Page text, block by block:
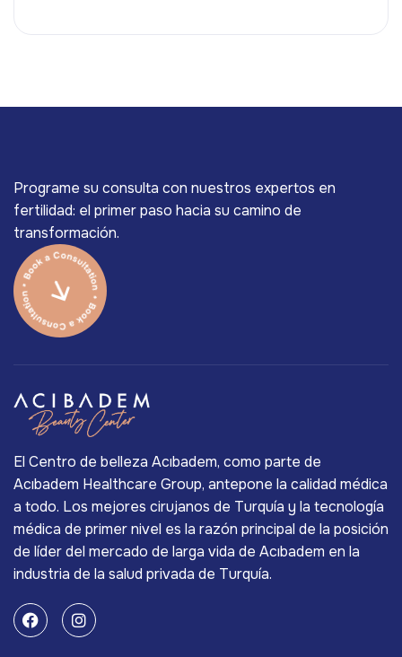
Programe su consulta con nuestros expertos en
fertilidad: el primer paso hacia su camino de
transformación.
El Centro de belleza Acıbadem, como parte de
Acıbadem Healthcare Group, antepone la calidad médica
a todo. Los mejores cirujanos de Turquía y la tecnología
médica de primer nivel es la razón principal de la posición
de líder del mercado de larga vida de Acıbadem en la
industria de la salud privada de Turquía.